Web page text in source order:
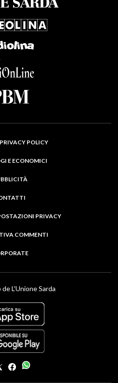
POLICY
E ECONOMICI
PRIVACY
COMMENTI
de L'Unione Sarda